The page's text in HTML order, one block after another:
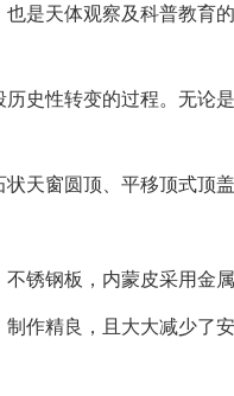
天体观察及科普教育
性转变的过程。无论
天窗圆顶、平移顶式顶
钢板，内蒙皮采用金
精良，且大大减少了安